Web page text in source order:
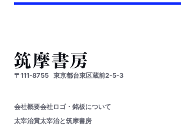
〒111-8755 東京都台東区蔵前2-5-3
会社概要会社ロゴ・銘板について
太宰治賞太宰治と筑摩書房